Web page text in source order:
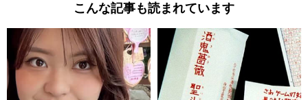
こんな記事も読まれています